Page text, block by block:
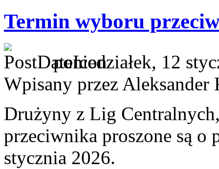
Termin wyboru
poniedziałek, 12
Wpisany przez Aleksander
Drużyny z Lig
przeciwnika proszone są o
stycznia 2026.